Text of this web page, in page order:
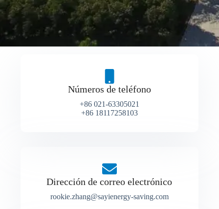
Números de teléfono
+86 021-63305021
+86 18117258103
Dirección de correo electrónico
rookie.zhang@sayienergy-saving.com